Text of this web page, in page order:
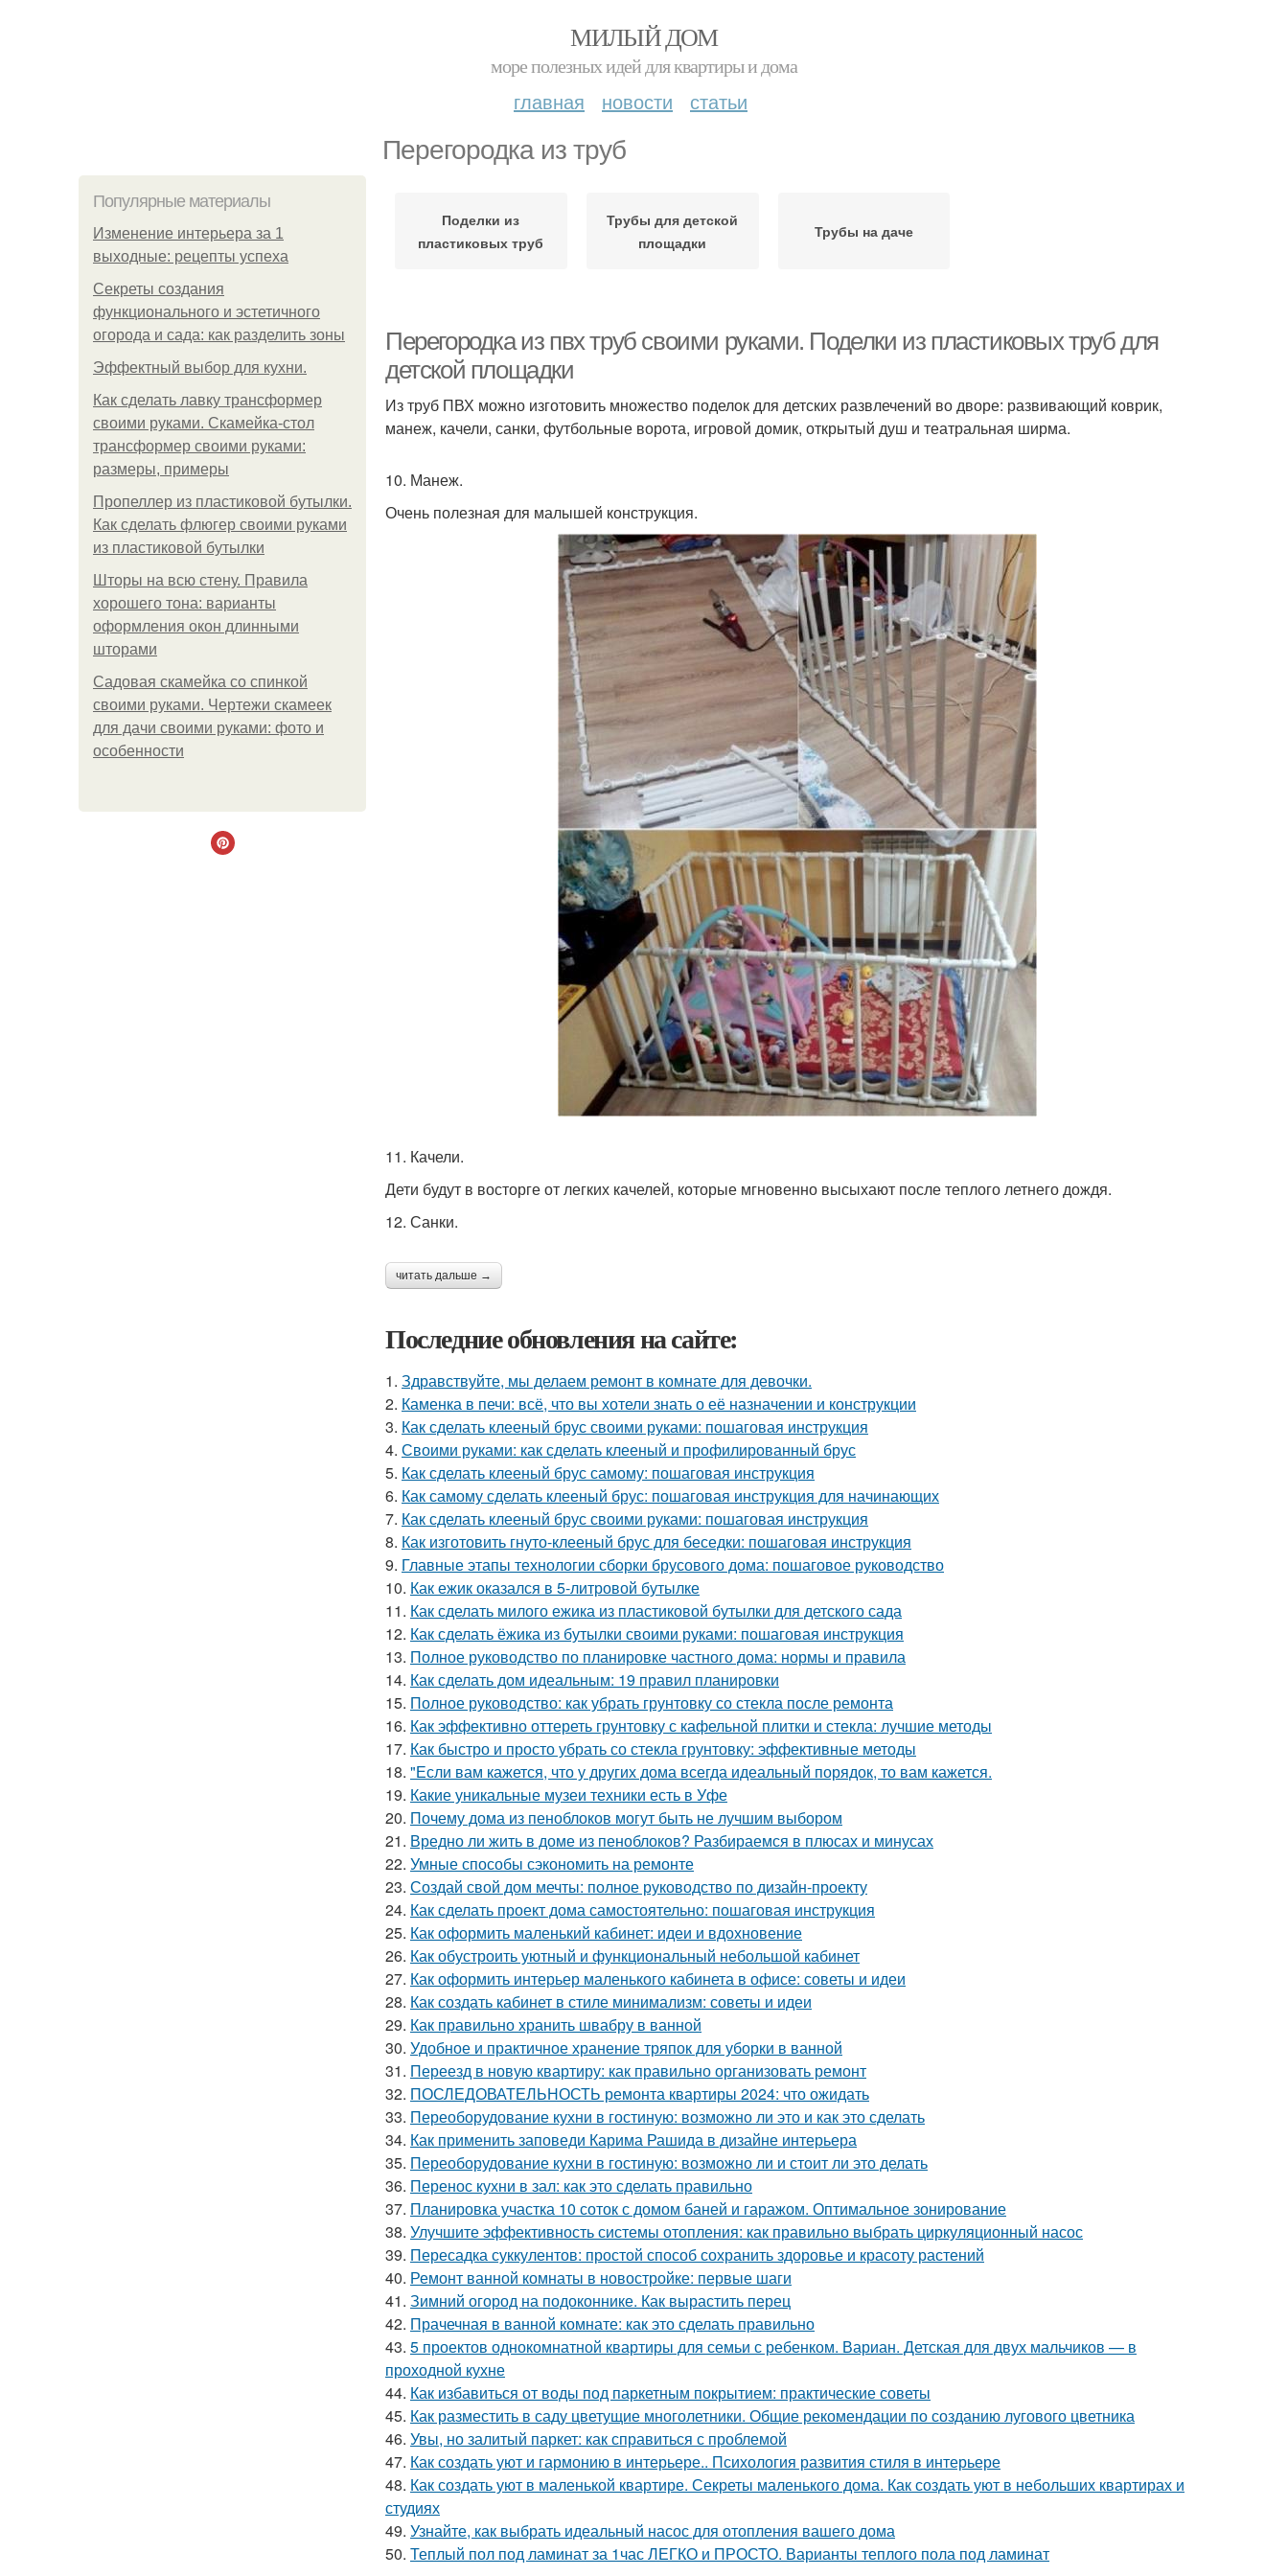
МИЛЫЙ ДОМ
море полезных идей для квартиры и дома
главная новости статьи
Перегородка из труб
Популярные материалы
Изменение интерьера за 1
выходные: рецепты успеха
Секреты создания
функционального и эстетичного
огорода и сада: как разделить зоны
Эффектный выбор для кухни.
Как сделать лавку трансформер
своими руками. Скамейка-стол
трансформер своими руками:
размеры, примеры
Пропеллер из пластиковой бутылки.
Как сделать флюгер своими руками
из пластиковой бутылки
Шторы на всю стену. Правила
хорошего тона: варианты
оформления окон длинными
шторами
Садовая скамейка со спинкой
своими руками. Чертежи скамеек
для дачи своими руками: фото и
особенности
Поделки из
пластиковых труб
Трубы для детской
площадки
Трубы на даче
Перегородка из пвх труб своими руками. Поделки из пластиковых труб для
детской площадки
Из труб ПВХ можно изготовить множество поделок для детских развлечений во дворе: развивающий коврик,
манеж, качели, санки, футбольные ворота, игровой домик, открытый душ и театральная ширма.
10. Манеж.
Очень полезная для малышей конструкция.
11. Качели.
Дети будут в восторге от легких качелей, которые мгновенно высыхают после теплого летнего дождя.
12. Санки.
читать дальше →
Последние обновления на сайте:
1. Здравствуйте, мы делаем ремонт в комнате для девочки.
2. Каменка в печи: всё, что вы хотели знать о её назначении и конструкции
3. Как сделать клееный брус своими руками: пошаговая инструкция
4. Своими руками: как сделать клееный и профилированный брус
5. Как сделать клееный брус самому: пошаговая инструкция
6. Как самому сделать клееный брус: пошаговая инструкция для начинающих
7. Как сделать клееный брус своими руками: пошаговая инструкция
8. Как изготовить гнуто-клееный брус для беседки: пошаговая инструкция
9. Главные этапы технологии сборки брусового дома: пошаговое руководство
10. Как ежик оказался в 5-литровой бутылке
11. Как сделать милого ежика из пластиковой бутылки для детского сада
12. Как сделать ёжика из бутылки своими руками: пошаговая инструкция
13. Полное руководство по планировке частного дома: нормы и правила
14. Как сделать дом идеальным: 19 правил планировки
15. Полное руководство: как убрать грунтовку со стекла после ремонта
16. Как эффективно оттереть грунтовку с кафельной плитки и стекла: лучшие методы
17. Как быстро и просто убрать со стекла грунтовку: эффективные методы
18. "Если вам кажется, что у других дома всегда идеальный порядок, то вам кажется.
19. Какие уникальные музеи техники есть в Уфе
20. Почему дома из пеноблоков могут быть не лучшим выбором
21. Вредно ли жить в доме из пеноблоков? Разбираемся в плюсах и минусах
22. Умные способы сэкономить на ремонте
23. Создай свой дом мечты: полное руководство по дизайн-проекту
24. Как сделать проект дома самостоятельно: пошаговая инструкция
25. Как оформить маленький кабинет: идеи и вдохновение
26. Как обустроить уютный и функциональный небольшой кабинет
27. Как оформить интерьер маленького кабинета в офисе: советы и идеи
28. Как создать кабинет в стиле минимализм: советы и идеи
29. Как правильно хранить швабру в ванной
30. Удобное и практичное хранение тряпок для уборки в ванной
31. Переезд в новую квартиру: как правильно организовать ремонт
32. ПОСЛЕДОВАТЕЛЬНОСТЬ ремонта квартиры 2024: что ожидать
33. Переоборудование кухни в гостиную: возможно ли это и как это сделать
34. Как применить заповеди Карима Рашида в дизайне интерьера
35. Переоборудование кухни в гостиную: возможно ли и стоит ли это делать
36. Перенос кухни в зал: как это сделать правильно
37. Планировка участка 10 соток с домом баней и гаражом. Оптимальное зонирование
38. Улучшите эффективность системы отопления: как правильно выбрать циркуляционный насос
39. Пересадка суккулентов: простой способ сохранить здоровье и красоту растений
40. Ремонт ванной комнаты в новостройке: первые шаги
41. Зимний огород на подоконнике. Как вырастить перец
42. Прачечная в ванной комнате: как это сделать правильно
43. 5 проектов однокомнатной квартиры для семьи с ребенком. Вариан. Детская для двух мальчиков — в
проходной кухне
44. Как избавиться от воды под паркетным покрытием: практические советы
45. Как разместить в саду цветущие многолетники. Общие рекомендации по созданию лугового цветника
46. Увы, но залитый паркет: как справиться с проблемой
47. Как создать уют и гармонию в интерьере.. Психология развития стиля в интерьере
48. Как создать уют в маленькой квартире. Секреты маленького дома. Как создать уют в небольших квартирах и
студиях
49. Узнайте, как выбрать идеальный насос для отопления вашего дома
50. Теплый пол под ламинат за 1час ЛЕГКО и ПРОСТО. Варианты теплого пола под ламинат